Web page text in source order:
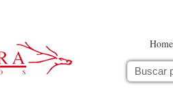
Home